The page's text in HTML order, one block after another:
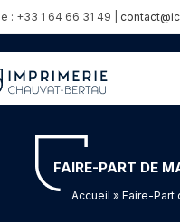
: +33 1 64 66 31 49 |
FAIRE-PART DE
Accueil » Faire-Part